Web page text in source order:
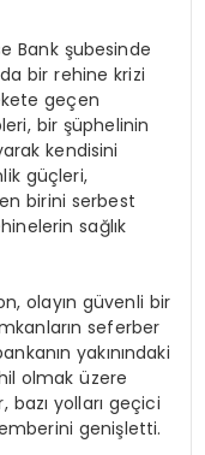
Bank şubesinde
bir rehine krizi
geçen
bir şüphelinin
kendisini
güçleri,
birini serbest
sağlık
olayın güvenli bir
seferber
yakınındaki
olmak üzere
yolları geçici
genişletti.